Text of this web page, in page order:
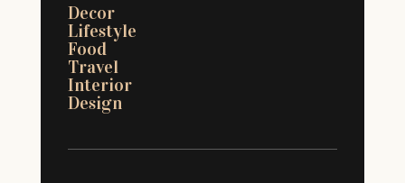
Decor
Lifestyle
Food
Travel
Interior
Design